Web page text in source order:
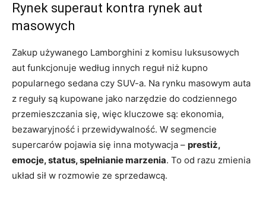
Rynek superaut kontra rynek aut
masowych
Zakup używanego Lamborghini z komisu luksusowych
aut funkcjonuje według innych reguł niż kupno
popularnego sedana czy SUV-a. Na rynku masowym auta
z reguły są kupowane jako narzędzie do codziennego
przemieszczania się, więc kluczowe są: ekonomia,
bezawaryjność i przewidywalność. W segmencie
supercarów pojawia się inna motywacja – prestiż,
emocje, status, spełnianie marzenia. To od razu zmienia
układ sił w rozmowie ze sprzedawcą.